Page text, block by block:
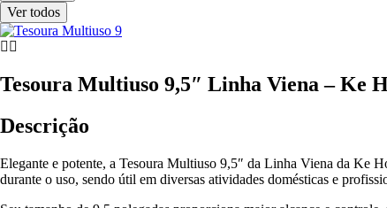
Ver todos
Tesoura Multiuso 9,5″ Linha Viena – Ke
Descrição
Elegante e potente, a Tesoura Multiuso 9,5″ da Linha Viena da Ke
durante o uso, sendo útil em diversas atividades domésticas e